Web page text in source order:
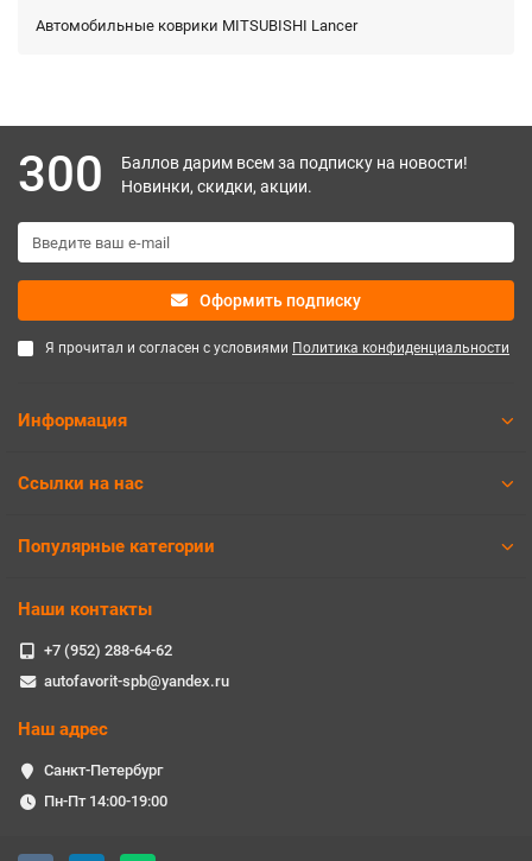
Автомобильные коврики MITSUBISHI Lancer
300
Баллов дарим всем за подписку на новости!
Новинки, скидки, акции.
Оформить подписку
Я прочитал и согласен с условиями Политика конфиденциальности
Информация
Ссылки на нас
Популярные категории
Наши контакты
+7 (952) 288-64-62
autofavorit-spb@yandex.ru
Наш адрес
Санкт-Петербург
Пн-Пт 14:00-19:00